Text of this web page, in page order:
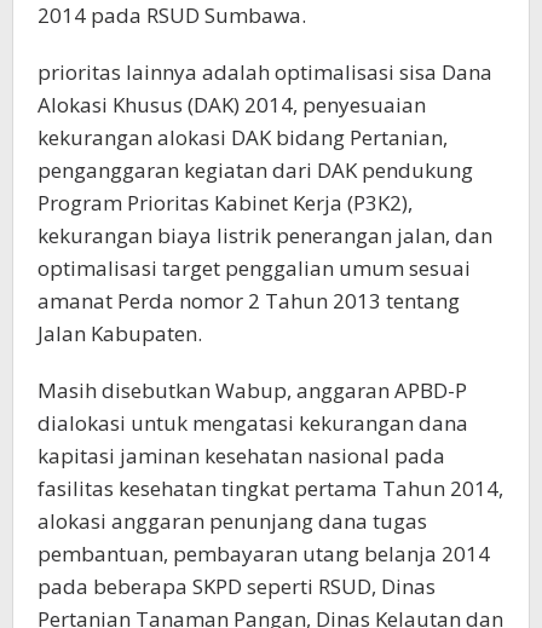
2014 pada RSUD Sumbawa.
prioritas lainnya adalah optimalisasi sisa Dana
Alokasi Khusus (DAK) 2014, penyesuaian
kekurangan alokasi DAK bidang Pertanian,
penganggaran kegiatan dari DAK pendukung
Program Prioritas Kabinet Kerja (P3K2),
kekurangan biaya listrik penerangan jalan, dan
optimalisasi target penggalian umum sesuai
amanat Perda nomor 2 Tahun 2013 tentang
Jalan Kabupaten.
Masih disebutkan Wabup, anggaran APBD-P
dialokasi untuk mengatasi kekurangan dana
kapitasi jaminan kesehatan nasional pada
fasilitas kesehatan tingkat pertama Tahun 2014,
alokasi anggaran penunjang dana tugas
pembantuan, pembayaran utang belanja 2014
pada beberapa SKPD seperti RSUD, Dinas
Pertanian Tanaman Pangan, Dinas Kelautan dan